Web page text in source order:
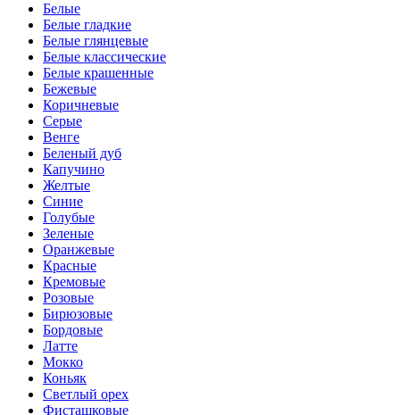
Белые
Белые гладкие
Белые глянцевые
Белые классические
Белые крашенные
Бежевые
Коричневые
Серые
Венге
Беленый дуб
Капучино
Желтые
Синие
Голубые
Зеленые
Оранжевые
Красные
Кремовые
Розовые
Бирюзовые
Бордовые
Латте
Мокко
Коньяк
Светлый орех
Фисташковые